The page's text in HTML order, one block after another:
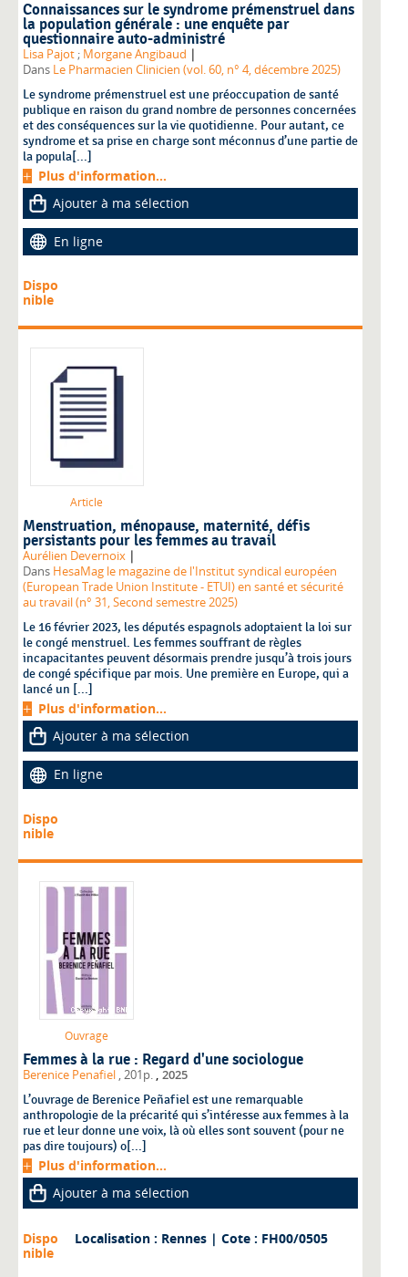
Connaissances sur le syndrome prémenstruel dans
la population générale : une enquête par
questionnaire auto-administré
Lisa Pajot ; Morgane Angibaud |
Dans Le Pharmacien Clinicien (vol. 60, n° 4, décembre 2025)
Le syndrome prémenstruel est une préoccupation de santé
publique en raison du grand nombre de personnes concernées
et des conséquences sur la vie quotidienne. Pour autant, ce
syndrome et sa prise en charge sont méconnus d’une partie de
la popula[...]
Plus d'information...
Ajouter à ma sélection
En ligne
Dispo
nible
Article
Menstruation, ménopause, maternité, défis
persistants pour les femmes au travail
Aurélien Devernoix |
Dans HesaMag le magazine de l'Institut syndical européen
(European Trade Union Institute - ETUI) en santé et sécurité
au travail (n° 31, Second semestre 2025)
Le 16 février 2023, les députés espagnols adoptaient la loi sur
le congé menstruel. Les femmes souffrant de règles
incapacitantes peuvent désormais prendre jusqu’à trois jours
de congé spécifique par mois. Une première en Europe, qui a
lancé un [...]
Plus d'information...
Ajouter à ma sélection
En ligne
Dispo
nible
Ouvrage
Femmes à la rue : Regard d'une sociologue
Berenice Penafiel , 201p. ,2025
L’ouvrage de Berenice Peñafiel est une remarquable
anthropologie de la précarité qui s’intéresse aux femmes à la
rue et leur donne une voix, là où elles sont souvent (pour ne
pas dire toujours) o[...]
Plus d'information...
Ajouter à ma sélection
Dispo
nible
Localisation : Rennes | Cote : FH00/0505